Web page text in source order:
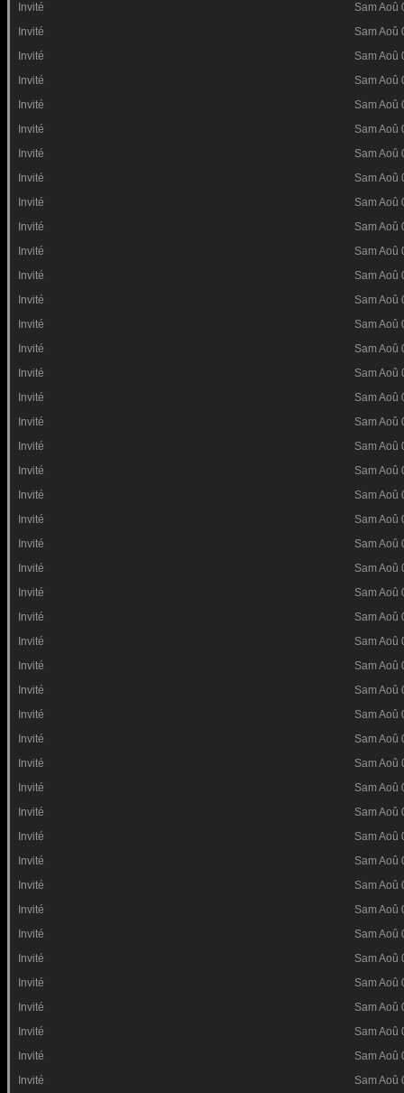
Invité
Sam Aoû
Invité
Sam Aoû
Invité
Sam Aoû
Invité
Sam Aoû
Invité
Sam Aoû
Invité
Sam Aoû
Invité
Sam Aoû
Invité
Sam Aoû
Invité
Sam Aoû
Invité
Sam Aoû
Invité
Sam Aoû
Invité
Sam Aoû
Invité
Sam Aoû
Invité
Sam Aoû
Invité
Sam Aoû
Invité
Sam Aoû
Invité
Sam Aoû
Invité
Sam Aoû
Invité
Sam Aoû
Invité
Sam Aoû
Invité
Sam Aoû
Invité
Sam Aoû
Invité
Sam Aoû
Invité
Sam Aoû
Invité
Sam Aoû
Invité
Sam Aoû
Invité
Sam Aoû
Invité
Sam Aoû
Invité
Sam Aoû
Invité
Sam Aoû
Invité
Sam Aoû
Invité
Sam Aoû
Invité
Sam Aoû
Invité
Sam Aoû
Invité
Sam Aoû
Invité
Sam Aoû
Invité
Sam Aoû
Invité
Sam Aoû
Invité
Sam Aoû
Invité
Sam Aoû
Invité
Sam Aoû
Invité
Sam Aoû
Invité
Sam Aoû
Invité
Sam Aoû
Invité
Sam Aoû